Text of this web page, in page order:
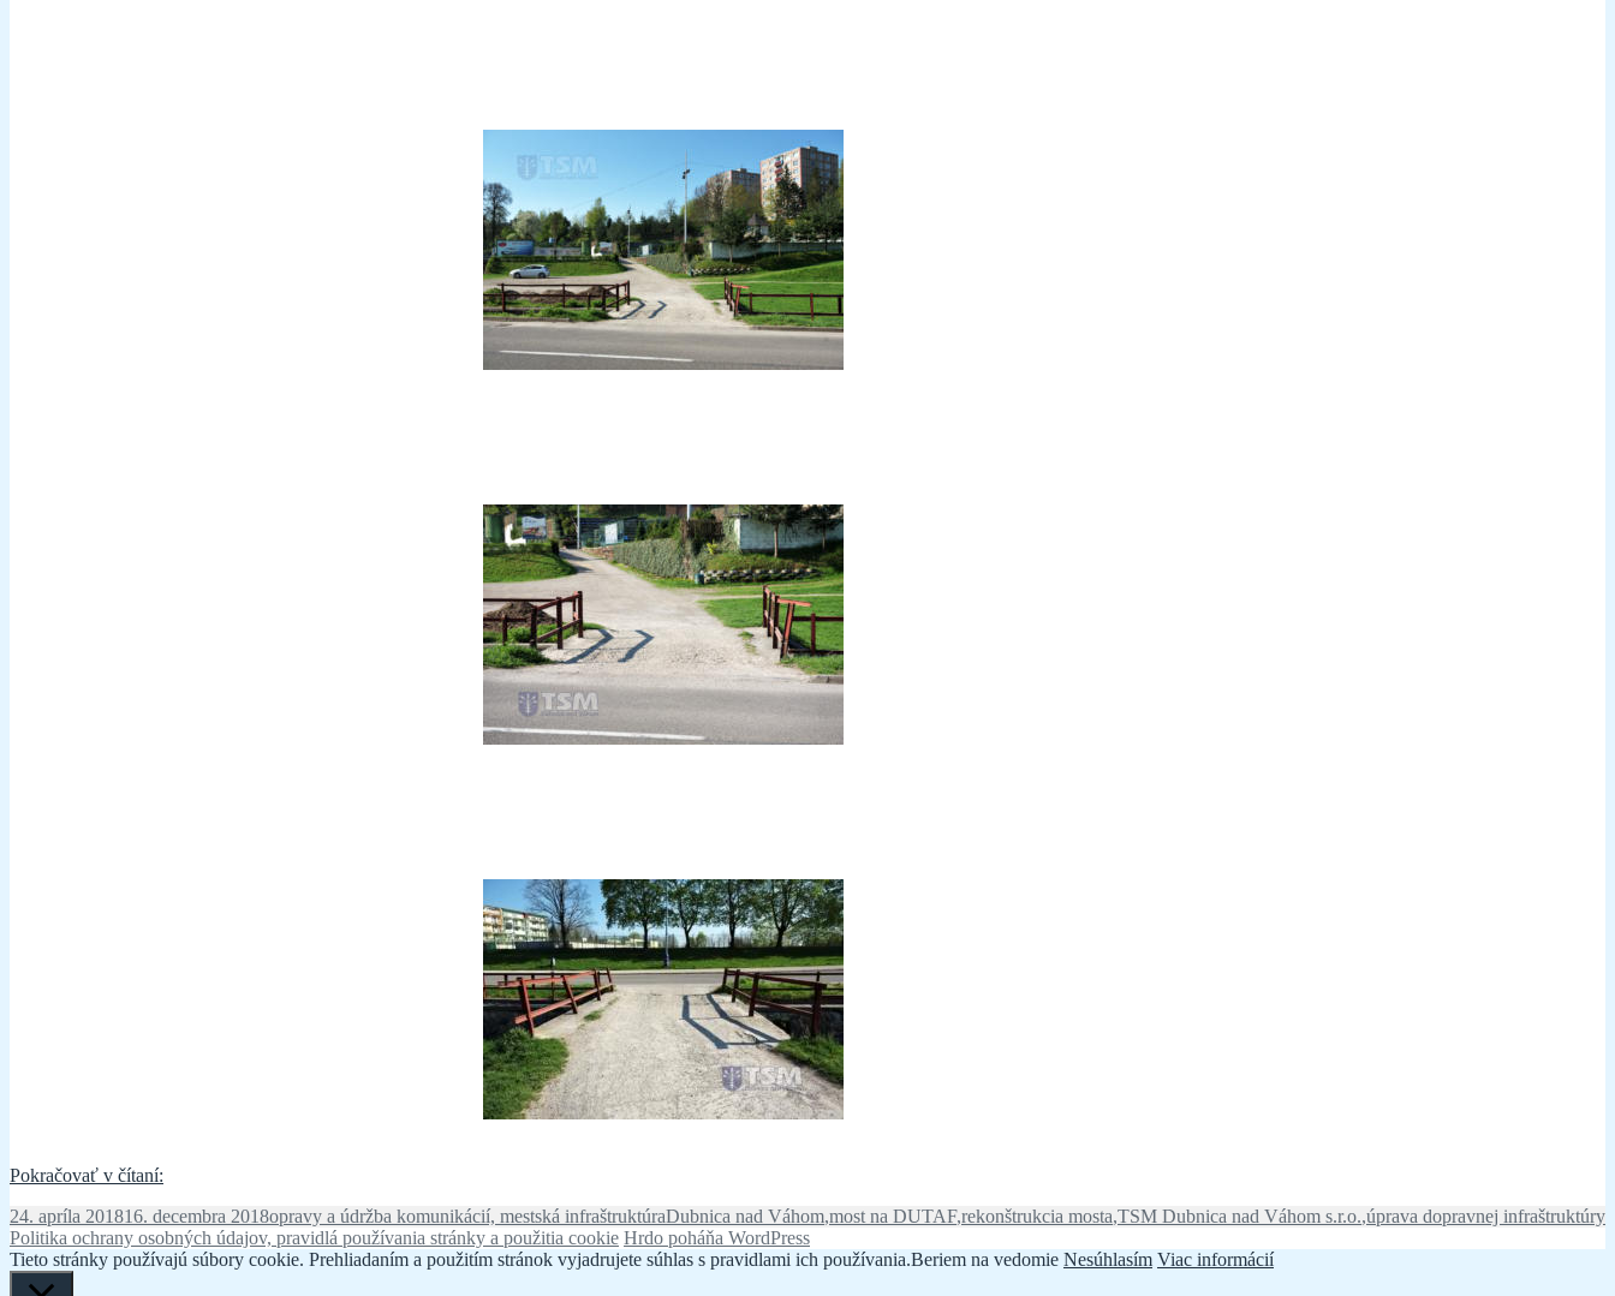
Pokračovať v čítaní:
na
DUTAF
Publikované
24. apríla 201816. decembra 2018Kategórie
opravy a údržba komunikácií, mestská infraštruktúraZnačky
Dubnica nad Váhom,most na DUTAF,rekonštrukcia mosta,TSM Dubnica nad Váhom s.r.o.,úprava dopravnej infraštruktúry
Politika ochrany osobných údajov, pravidlá používania stránky a použitia cookie Hrdo poháňa WordPress
Tieto stránky používajú súbory cookie. Prehliadaním a použitím stránok vyjadrujete súhlas s pravidlami ich používania.Beriem na vedomie Nesúhlasím Viac informácií